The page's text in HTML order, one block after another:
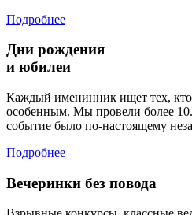
Подробнее
Дни рождения
и юбилеи
Каждый именинник ищет тех, кто
особенным. Мы провели более
событие было по-настоящему
Подробнее
Вечеринки без повода